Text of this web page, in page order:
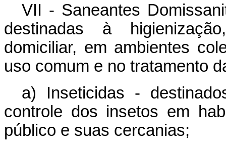
VII - Saneantes
destinadas à
domiciliar, em ambientes
uso comum e no tratamento
a) Inseticidas -
controle dos insetos em
público e suas cercanias;